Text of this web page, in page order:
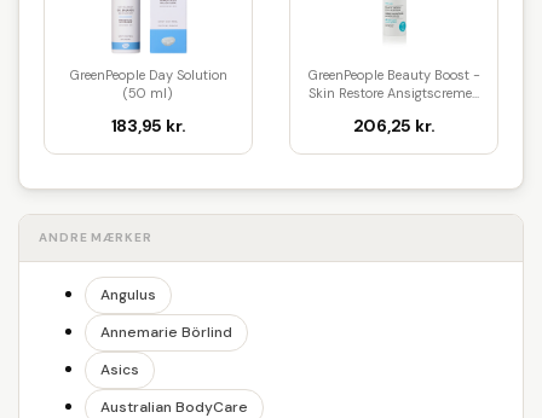
GreenPeople Day Solution
(50 ml)
183,95 kr.
GreenPeople Beauty Boost -
Skin Restore Ansigtscreme...
206,25 kr.
ANDRE MÆRKER
Angulus
Annemarie Börlind
Asics
Australian BodyCare